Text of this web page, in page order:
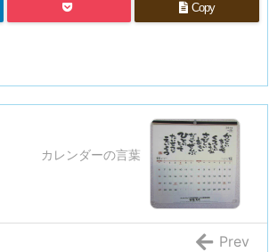
Copy
カレンダーの言葉
Prev